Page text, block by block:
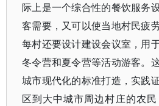
际上是一个综合性的餐饮服务
客需要，又可以使当地村民疲
每村还要设计建设会议室，用
冬令营和夏令营等活动游客。
城市现代化的标准打造，实践
区到大中城市周边村庄的农